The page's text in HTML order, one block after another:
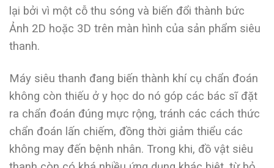
lại bởi vì một cỗ thu sóng và biến đổi thành bức
Ảnh 2D hoặc 3D trên màn hình của sản phẩm siêu
thanh.
Máy siêu thanh đang biến thành khí cụ chẩn đoán
không còn thiếu ở y học do nó góp các bác sĩ đặt
ra chẩn đoán đúng mực rộng, tránh các cách thức
chẩn đoán lấn chiếm, đồng thời giảm thiểu các
không may đến bệnh nhân. Trong khi, đồ vật siêu